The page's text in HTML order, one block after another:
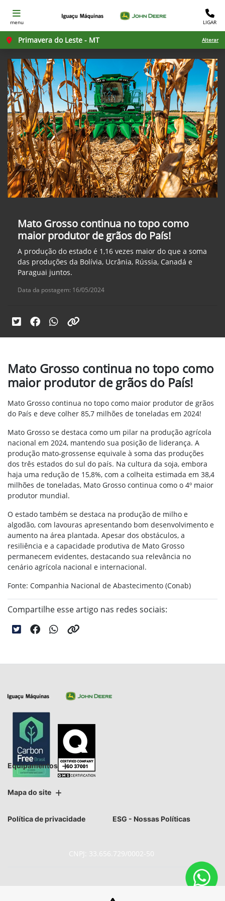
menu LIGAR
Primavera do Leste - MT Alterar
Mato Grosso continua no topo como
maior produtor de grãos do País!
A produção do estado é 1,16 vezes maior do que a soma
das produções da Bolívia, Ucrânia, Rússia, Canadá e
Paraguai juntos.
Data da postagem: 16/05/2024
Mato Grosso continua no topo como
maior produtor de grãos do País!
Mato Grosso continua no topo como maior produtor de grãos
do País e deve colher 85,7 milhões de toneladas em 2024!
Mato Grosso se destaca como um pilar na produção agrícola
nacional em 2024, mantendo sua posição de liderança. A
produção mato-grossense equivale à soma das produções
dos três estados do sul do país. Na cultura da soja, embora
haja uma redução de 15,8%, com a colheita estimada em 38,4
milhões de toneladas, Mato Grosso continua como o 4º maior
produtor mundial.
O estado também se destaca na produção de milho e
algodão, com lavouras apresentando bom desenvolvimento e
aumento na área plantada. Apesar dos obstáculos, a
resiliência e a capacidade produtiva de Mato Grosso
permanecem evidentes, destacando sua relevância no
cenário agrícola nacional e internacional.
Fonte: Companhia Nacional de Abastecimento (Conab)
Compartilhe esse artigo nas redes sociais:
Equipamentos
Mapa do site
Política de privacidade ESG - Nossas Políticas
CNPJ: 33.656.729/0002-50